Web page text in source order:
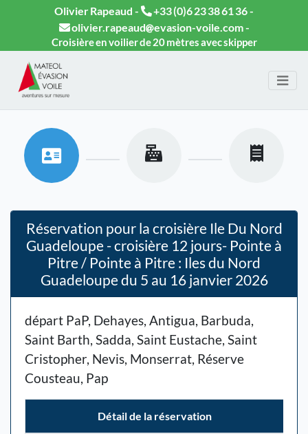
Olivier Rapeaud - +33 (0)6 23 38 61 36-
olivier.rapeaud
evasion-voile.com-
Croisière en voilier de 20 mètres avec skipper
Réservation pour la croisière Ile Du Nord
Guadeloupe - croisière 12 jours- Pointe à
Pitre / Pointe à Pitre : Iles du Nord
Guadeloupe du 5 au 16 janvier 2026
départ PaP, Dehayes, Antigua, Barbuda,
Saint Barth, Sadda, Saint Eustache, Saint
Cristopher, Nevis, Monserrat, Réserve
Cousteau, Pap
Détail de la réservation